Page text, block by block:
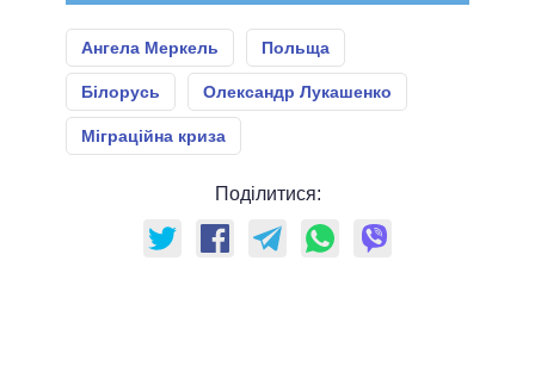
Ангела Меркель Польща
Білорусь Олександр Лукашенко
Міграційна криза
Поділитися: